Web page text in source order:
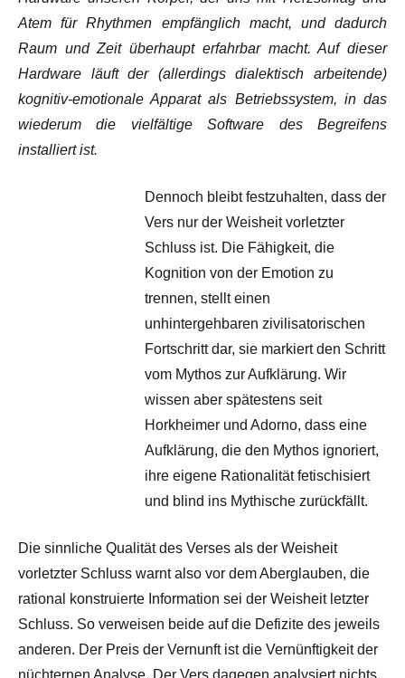
Atem für Rhythmen empfänglich macht, und dadurch
Raum und Zeit überhaupt erfahrbar macht. Auf dieser
Hardware läuft der (allerdings dialektisch arbeitende)
kognitiv-emotionale Apparat als Betriebssystem, in das
wiederum die vielfältige Software des Begreifens
installiert ist.
Dennoch bleibt festzuhalten, dass der
Vers nur der Weisheit vorletzter
Schluss ist. Die Fähigkeit, die
Kognition von der Emotion zu
trennen, stellt einen
unhintergehbaren zivilisatorischen
Fortschritt dar, sie markiert den Schritt
vom Mythos zur Aufklärung. Wir
wissen aber spätestens seit
Horkheimer und Adorno, dass eine
Aufklärung, die den Mythos ignoriert,
ihre eigene Rationalität fetischisiert
und blind ins Mythische zurückfällt.
Die sinnliche Qualität des Verses als der Weisheit
vorletzter Schluss warnt also vor dem Aberglauben, die
rational konstruierte Information sei der Weisheit letzter
Schluss. So verweisen beide auf die Defizite des jeweils
anderen. Der Preis der Vernunft ist die Vernünftigkeit der